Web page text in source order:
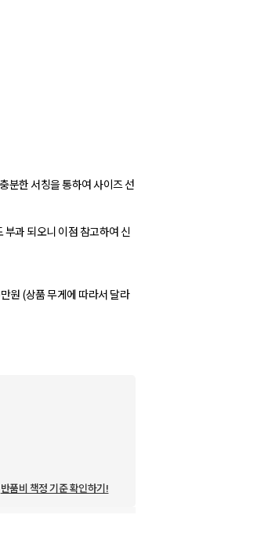
분한 서칭을 통하여 사이즈 선
과 되오니 이점 참고하여 신
원 (상품 무게에 따라서 달라
반품비 책정 기준 확인하기!